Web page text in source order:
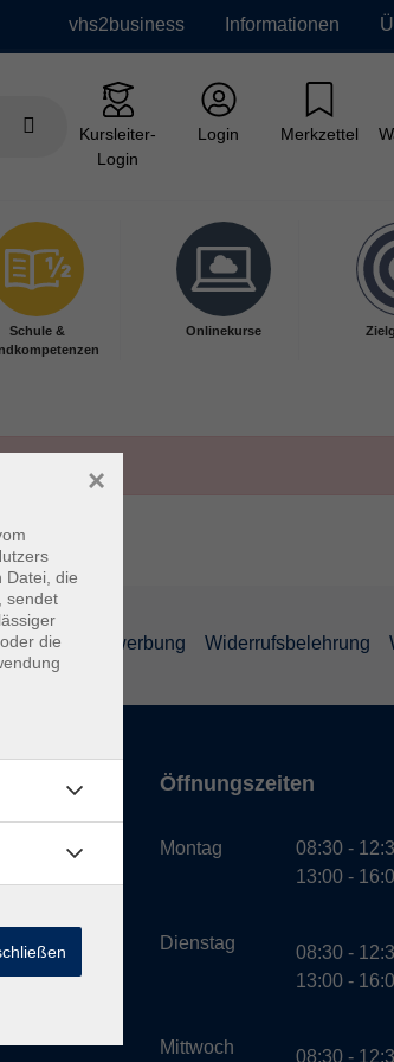
vhs2business Informationen
Kursleiter-
Login
Login Merkzettel
Schule &
Onlinekurse
Bewerbung Widerrufsbelehrung
Öffnungszeiten
Montag
Dienstag
Mittwoch
08:30 -
13:00 -
08:30 -
13:00 -
08:30 -
Datei, die
sendet
die
×